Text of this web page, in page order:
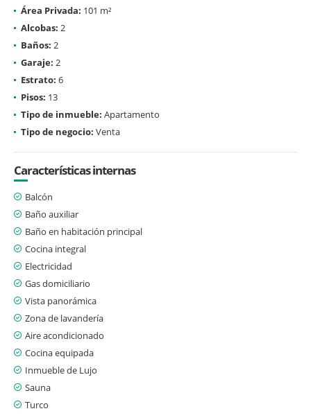
Área Privada: 101 m²
Alcobas: 2
Baños: 2
Garaje: 2
Estrato: 6
Pisos: 13
Tipo de inmueble: Apartamento
Tipo de negocio: Venta
Características internas
Balcón
Baño auxiliar
Baño en habitación principal
Cocina integral
Electricidad
Gas domiciliario
Vista panorámica
Zona de lavandería
Aire acondicionado
Cocina equipada
Inmueble de Lujo
Sauna
Turco